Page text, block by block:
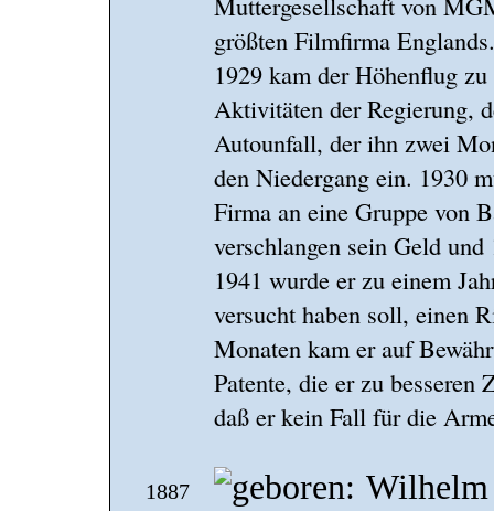
größten Filmfirma Englands.
1929 kam der Höhenflug
Aktivitäten der Regierung,
Autounfall, der ihn zwei
den Niedergang ein. 1930
Firma an eine Gruppe von
verschlangen sein Geld
1941 wurde er zu einem
versucht haben soll, einen
Monaten kam er auf
Patente, die er zu besseren
daß er kein Fall für die
1887 Wilhelm